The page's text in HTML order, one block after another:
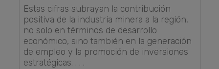
Estas cifras subrayan la contribución
positiva de la industria minera a la región,
no solo en términos de desarrollo
económico, sino también en la generación
de empleo y la promoción de inversiones
estratégicas. . . .